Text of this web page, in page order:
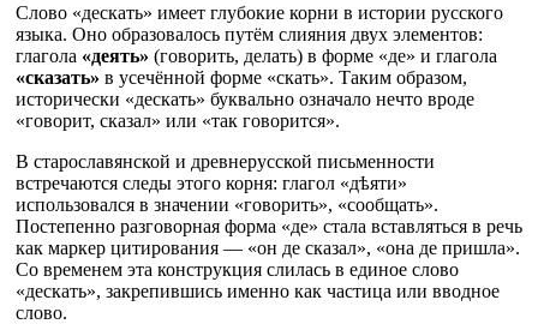
Слово «дескать» имеет глубокие корни в истории русского
языка. Оно образовалось путём слияния двух элементов:
глагола «деять» (говорить, делать) в форме «де» и глагола
«сказать» в усечённой форме «скать». Таким образом,
исторически «дескать» буквально означало нечто вроде
«говорит, сказал» или «так говорится».
В старославянской и древнерусской письменности
встречаются следы этого корня: глагол «дѣяти»
использовался в значении «говорить», «сообщать».
Постепенно разговорная форма «де» стала вставляться в речь
как маркер цитирования — «он де сказал», «она де пришла».
Со временем эта конструкция слилась в единое слово
«дескать», закрепившись именно как частица или вводное
слово.